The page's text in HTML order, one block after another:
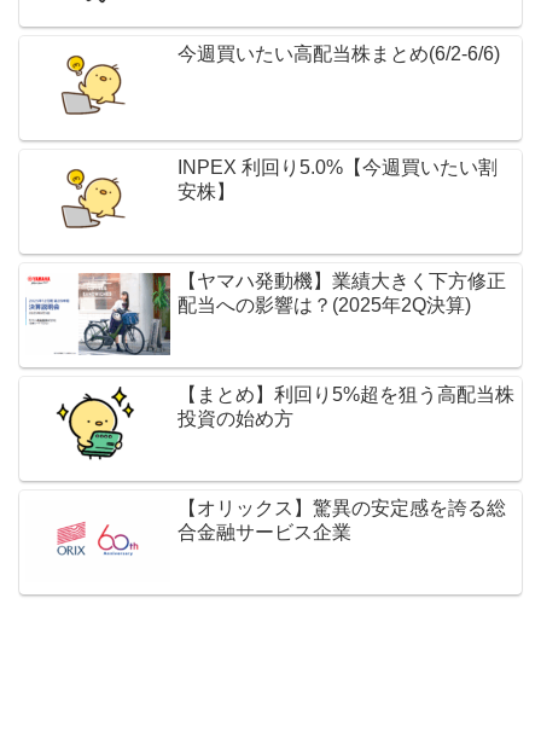
今週買いたい高配当株まとめ(6/2-6/6)
INPEX 利回り5.0%【今週買いたい割
安株】
【ヤマハ発動機】業績大きく下方修正
配当への影響は？(2025年2Q決算)
【まとめ】利回り5%超を狙う高配当株
投資の始め方
【オリックス】驚異の安定感を誇る総
合金融サービス企業